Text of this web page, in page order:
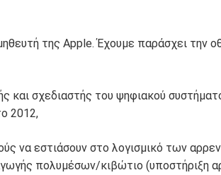
της Apple. Έχουμε παράσχει την
και σχεδιαστής του ψηφιακού
2012,
να εστιάσουν στο λογισμικό των
πολυμέσων/κιβώτιο (υποστήριξη